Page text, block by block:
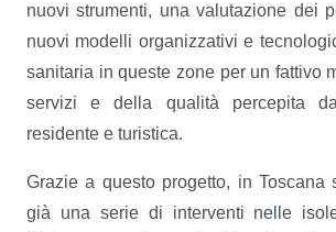
nuovi strumenti, una valutazione dei
nuovi modelli organizzativi e
sanitaria in queste zone per un fattivo
servizi e della qualità percepita
residente e turistica.
Grazie a questo progetto, in Toscana
già una serie di interventi nelle